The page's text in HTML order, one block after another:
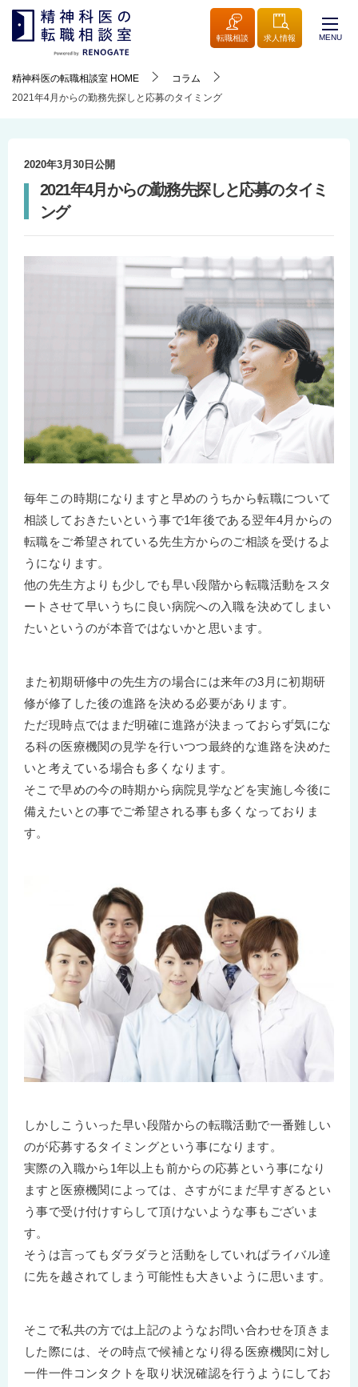
転職相談 求人情報 MENU
精神科医の転職相談室 HOME
コラム
2021年4月からの勤務先探しと応募のタイミング
2020年3月30日 公開
2021年4月からの勤務先探しと応募のタイミ
ング
毎年この時期になりますと早めのうちから転職について
相談しておきたいという事で1年後である翌年4月からの
転職をご希望されている先生方からのご相談を受けるよ
うになります。
他の先生方よりも少しでも早い段階から転職活動をスタ
ートさせて早いうちに良い病院への入職を決めてしまい
たいというのが本音ではないかと思います。
また初期研修中の先生方の場合には来年の3月に初期研
修が修了した後の進路を決める必要があります。
ただ現時点ではまだ明確に進路が決まっておらず気にな
る科の医療機関の見学を行いつつ最終的な進路を決めた
いと考えている場合も多くなります。
そこで早めの今の時期から病院見学などを実施し今後に
備えたいとの事でご希望される事も多くなっておりま
す。
しかしこういった早い段階からの転職活動で一番難しい
のが応募するタイミングという事になります。
実際の入職から1年以上も前からの応募という事になり
ますと医療機関によっては、さすがにまだ早すぎるとい
う事で受け付けすらして頂けないような事もございま
す。
そうは言ってもダラダラと活動をしていればライバル達
に先を越されてしまう可能性も大きいように思います。
そこで私共の方では上記のようなお問い合わせを頂きま
した際には、その時点で候補となり得る医療機関に対し
一件一件コンタクトを取り状況確認を行うようにしてお